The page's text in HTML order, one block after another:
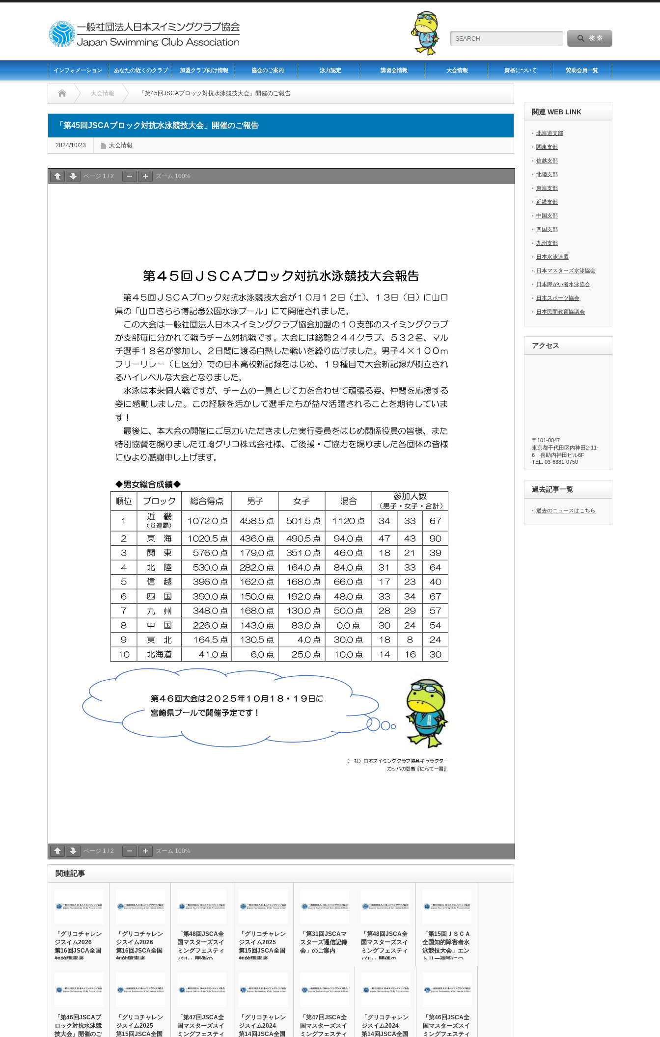
インフォメーション あなたの近くのクラブ 加盟クラブ向け情報 協会のご案内 泳力認定 講習会情報 大会情報 資格について 賛助会員一覧
大会情報 「第45回JSCAブロック対抗水泳競技大会」開催のご報告
「第45回JSCAブロック対抗水泳競技大会」開催のご報告
2024/10/23 大会情報
ページ 1 / 2 ズーム 100%
ページ 1 / 2 ズーム 100%
関連記事
「グリコチャレン
ジスイム2026
第16回JSCA全国
知的障害者…
「グリコチャレン
ジスイム2026
第16回JSCA全国
知的障害者…
「第48回JSCA全
国マスターズスイ
ミングフェスティ
バル」開催の…
「グリコチャレン
ジスイム2025
第15回JSCA全国
知的障害者…
「第31回JSCAマ
スターズ通信記録
会」のご案内
「第48回JSCA全
国マスターズスイ
ミングフェスティ
バル」開催の…
「第15回ＪＳＣＡ
全国知的障害者水
泳競技大会」エン
トリー確認につ…
「第46回JSCAブ
ロック対抗水泳競
技大会」開催のご
「グリコチャレン
ジスイム2025
第15回JSCA全国
「第47回JSCA全
国マスターズスイ
ミングフェスティ
「グリコチャレン
ジスイム2024
第14回JSCA全国
「第47回JSCA全
国マスターズスイ
ミングフェスティ
「グリコチャレン
ジスイム2024
第14回JSCA全国
「第46回JSCA全
国マスターズスイ
ミングフェスティ
関連 WEB LINK
北海道支部
関東支部
信越支部
北陸支部
東海支部
近畿支部
中国支部
四国支部
九州支部
日本水泳連盟
日本マスターズ水泳協会
日本障がい者水泳協会
日本スポーツ協会
日本民間教育協議会
アクセス
〒101-0047
東京都千代田区内神田2-11-
6 喜助内神田ビル6F
TEL. 03-6381-0750
過去記事一覧
過去のニュースはこちら